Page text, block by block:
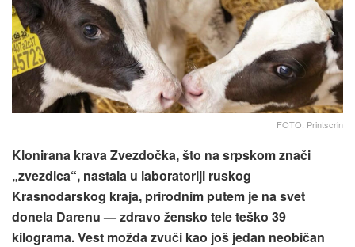
FOTO: Printscrin
Klonirana krava Zvezdočka, što na srpskom znači
„zvezdica“, nastala u laboratoriji ruskog
Krasnodarskog kraja, prirodnim putem je na svet
donela Darenu — zdravo žensko tele teško 39
kilograma. Vest možda zvuči kao još jedan neobičan